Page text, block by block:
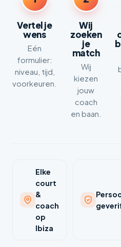
Vertel je
wens
Eén
formulier:
niveau, tijd,
voorkeuren.
Wij
zoeken
je
match
Wij
kiezen
jouw
coach
en baan.
Elke
court
&
coach
op
Ibiza